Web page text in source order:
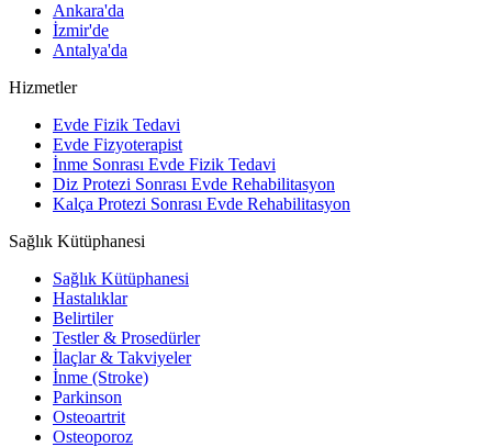
Ankara'da
İzmir'de
Antalya'da
Hizmetler
Evde Fizik Tedavi
Evde Fizyoterapist
İnme Sonrası Evde Fizik Tedavi
Diz Protezi Sonrası Evde Rehabilitasyon
Kalça Protezi Sonrası Evde Rehabilitasyon
Sağlık Kütüphanesi
Sağlık Kütüphanesi
Hastalıklar
Belirtiler
Testler & Prosedürler
İlaçlar & Takviyeler
İnme (Stroke)
Parkinson
Osteoartrit
Osteoporoz